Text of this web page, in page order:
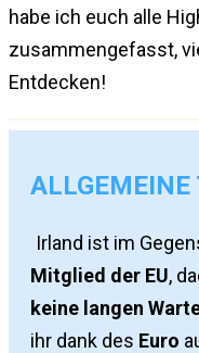
habe ich euch alle
zusammengefasst,
Entdecken!
ALLGEMEINE
Irland ist im
Mitglied der EU,
keine langen
ihr dank des Euro